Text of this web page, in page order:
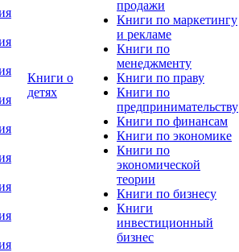
Книги о
детях
продажи
Книги по маркетингу
и рекламе
Книги по
менеджменту
Книги по праву
Книги по
предпринимательству
Книги по финансам
Книги по экономике
Книги по
экономической
теории
Книги по бизнесу
Книги
инвестиционный
бизнес